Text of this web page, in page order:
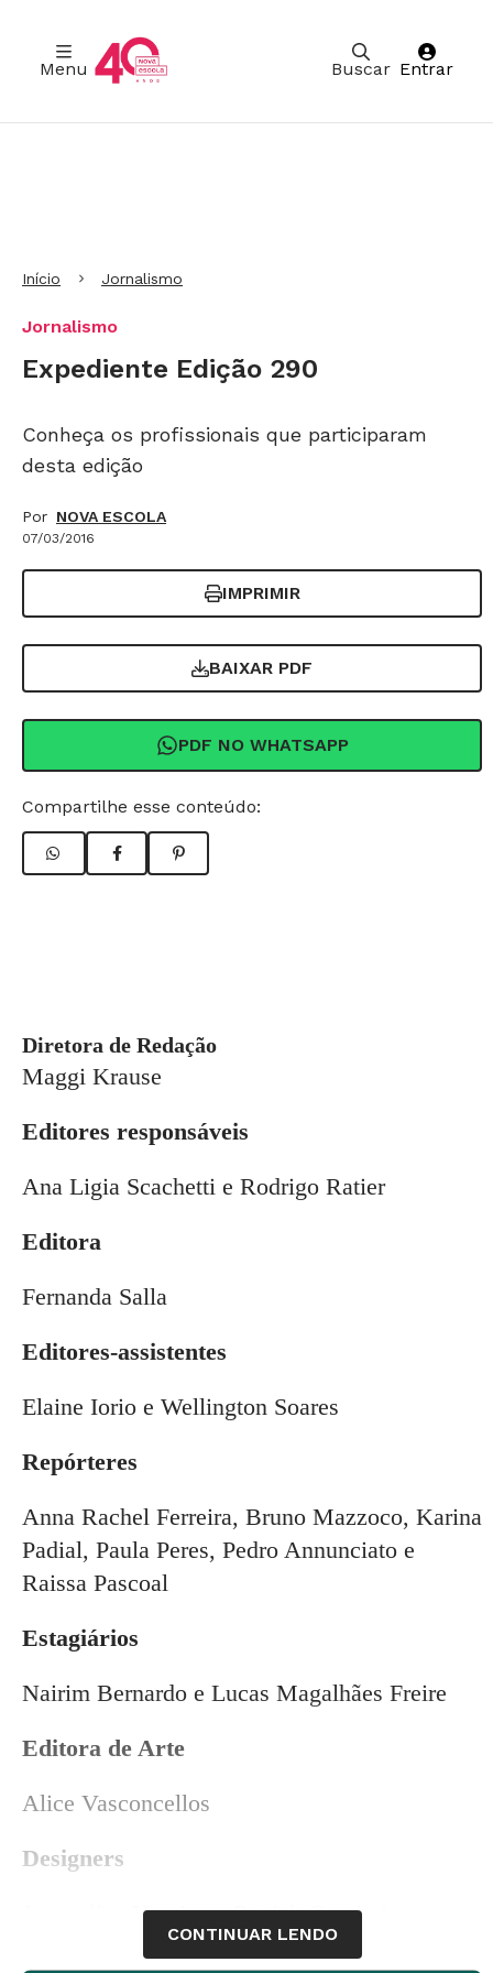
Buscar
Menu Entrar
Início Jornalismo
Jornalismo
Expediente Edição 290
Conheça os profissionais que participaram
desta edição
Por NOVA ESCOLA
07/03/2016
IMPRIMIR
BAIXAR PDF
PDF NO WHATSAPP
Compartilhe esse conteúdo:
Diretora de Redação
Maggi Krause
Editores responsáveis
Ana Ligia Scachetti e Rodrigo Ratier
Editora
Fernanda Salla
Editores-assistentes
Elaine Iorio e Wellington Soares
Repórteres
Anna Rachel Ferreira, Bruno Mazzoco, Karina
Padial, Paula Peres, Pedro Annunciato e
Raissa Pascoal
Estagiários
Nairim Bernardo e Lucas Magalhães Freire
Editora de Arte
Alice Vasconcellos
Designers
Jacqueline Hamine e Patrick Cassimiro
CONTINUAR LENDO